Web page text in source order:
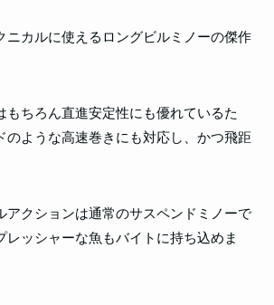
ニカルに使えるロングビルミノーの傑作
もちろん直進安定性にも優れているた
のような高速巻きにも対応し、かつ飛距
アクションは通常のサスペンドミノーで
レッシャーな魚もバイトに持ち込めま